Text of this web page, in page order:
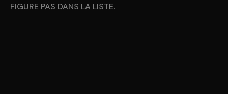
FIGURE PAS DANS LA LISTE.